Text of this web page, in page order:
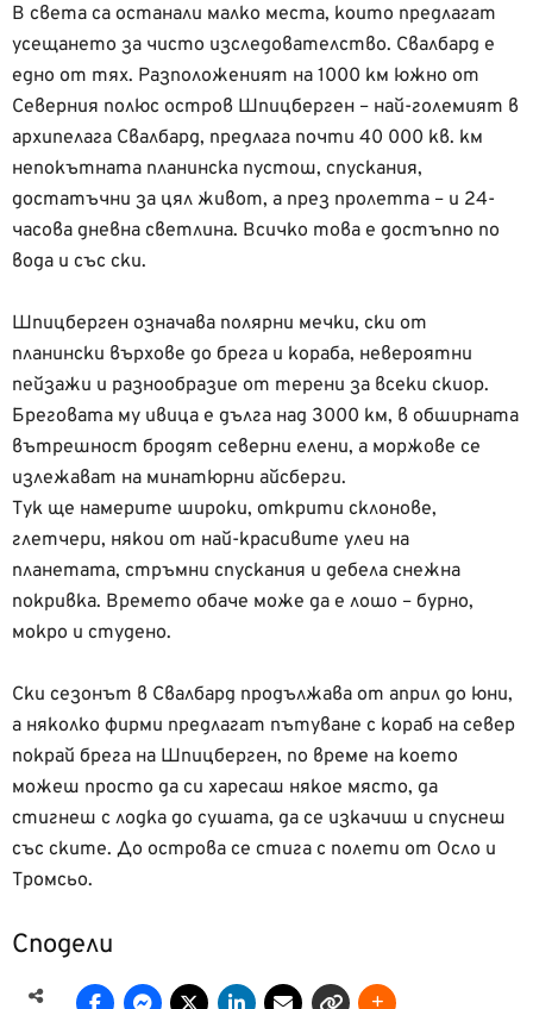
В света са останали малко места, които предлагат
усещането за чисто изследователство. Свалбард е
едно от тях. Разположеният на 1000 км южно от
Северния полюс остров Шпицберген – най-големият в
архипелага Свалбард, предлага почти 40 000 кв. км
непокътната планинска пустош, спускания,
достатъчни за цял живот, а през пролетта – и 24-
часова дневна светлина. Всичко това е достъпно по
вода и със ски.
Шпицберген означава полярни мечки, ски от
планински върхове до брега и кораба, невероятни
пейзажи и разнообразие от терени за всеки скиор.
Бреговата му ивица е дълга над 3000 км, в обширната
вътрешност бродят северни елени, а моржове се
излежават на минатюрни айсберги.
Тук ще намерите широки, открити склонове,
глетчери, някои от най-красивите улеи на
планетата, стръмни спускания и дебела снежна
покривка. Времето обаче може да е лошо – бурно,
мокро и студено.
Ски сезонът в Свалбард продължава от април до юни,
а няколко фирми предлагат пътуване с кораб на север
покрай брега на Шпицберген, по време на което
можеш просто да си харесаш някое място, да
стигнеш с лодка до сушата, да се изкачиш и спуснеш
със ските. До острова се стига с полети от Осло и
Тромсьо.
Сподели